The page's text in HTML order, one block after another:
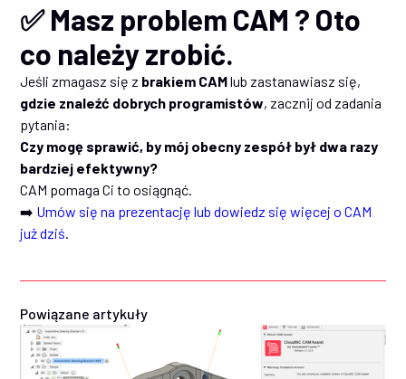
✅ Masz problem CAM ? Oto
co należy zrobić.
Jeśli zmagasz się z brakiem CAMlub zastanawiasz się,
gdzie znaleźć dobrych programistów, zacznij od zadania
pytania:
Czy mogę sprawić, by mój obecny zespół był dwa razy
bardziej efektywny?
CAM pomaga Ci to osiągnąć.
➡️ Umów się na prezentację lub dowiedz się więcej o CAM
już dziś
Powiązane artykuły